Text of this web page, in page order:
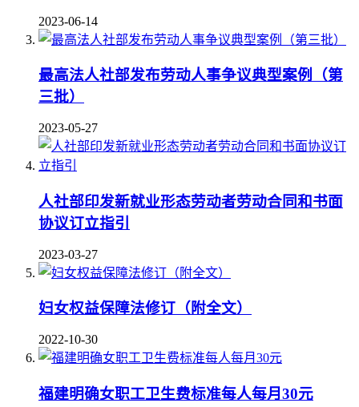
2023-06-14
最高法人社部发布劳动人事争议典型案例（第
三批）
2023-05-27
人社部印发新就业形态劳动者劳动合同和书面
协议订立指引
2023-03-27
妇女权益保障法修订（附全文）
2022-10-30
福建明确女职工卫生费标准每人每月30元